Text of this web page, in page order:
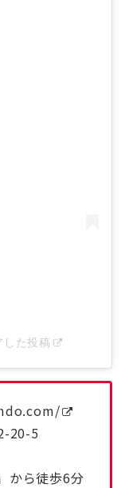
た投稿
20-5
から徒歩6分